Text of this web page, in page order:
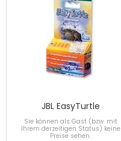
JBL EasyTurtle
Sie können als Gast (bzw. mit
Ihrem derzeitigen Status) keine
Preise sehen.